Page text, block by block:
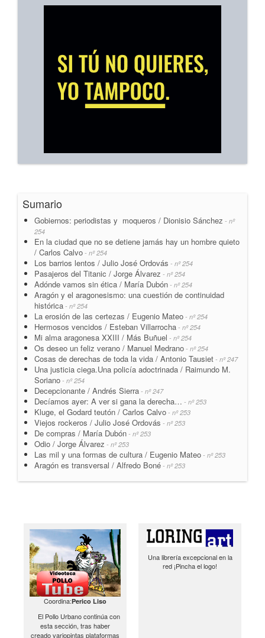
Sumario
Gobiernos: periodistas y moqueros / Dionisio Sánchez - nº
254
En la ciudad que no se detiene jamás hay un hombre quieto
/ Carlos Calvo - nº 254
Los barrios lentos / Julio José Ordovás - nº 254
Pasajeros del Titanic / Jorge Álvarez - nº 254
Adónde vamos sin ética / María Dubón - nº 254
Aragón y el aragonesismo: una cuestión de continuidad
histórica - nº 254
La erosión de las certezas / Eugenio Mateo - nº 254
Hermosos vencidos / Esteban Villarrocha - nº 254
Mi alma aragonesa XXIII / Más Buñuel - nº 254
Os deseo un feliz verano / Manuel Medrano - nº 254
Cosas de derechas de toda la vida / Antonio Tausiet - nº 247
Una justicia ciega.Una policía adoctrinada / Raimundo M.
Soriano - nº 254
Decepcionante / Andrés Sierra - nº 247
Decíamos ayer: A ver si gana la derecha… - nº 253
Kluge, el Godard teutón / Carlos Calvo - nº 253
Viejos rockeros / Julio José Ordovás - nº 253
De compras / María Dubón - nº 253
Odio / Jorge Álvarez - nº 253
Las mil y una formas de cultura / Eugenio Mateo - nº 253
Aragón es transversal / Alfredo Boné - nº 253
Coordina:Perico Liso
El Pollo Urbano continúa con
esta sección, tras haber
creado variopintas plataformas
Una librería excepcional en la
red ¡Pincha el logo!